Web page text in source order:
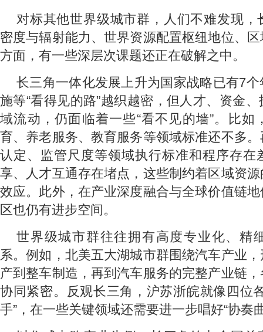
对标其他世界级城市群，人们不难发现，
密度与辐射能力、世界资源配置枢纽地位、
方面，有一些深层次课题还正在破解之中。
长三角一体化发展上升为国家战略已有7
施等“看得见的路”越织越密，但人才、资金
域流动，仍面临着一些“看不见的墙”。比如
育、养老服务、教育服务等领域标准还不多
认定、监管尺度等领域执行标准和程序存在
享、人才互通存在堵点，这些制约着区域资
效应。此外，在产业深度融合与全球价值链
区也仍有进步空间。
世界级城市群往往拥有高度专业化、精
系。例如，北美五大湖城市群围绕汽车产业
产到整车制造，再到汽车服务的完整产业链
协同紧密。反观长三角，沪苏浙皖就像四位
手”，在一些关键领域还需要进一步唱好“协奏